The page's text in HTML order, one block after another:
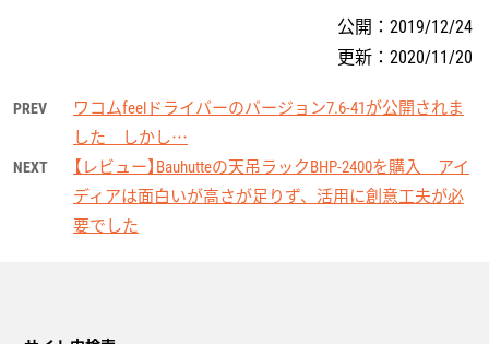
公開： 2019/12/24
更新： 2020/11/20
PREV
ワコムfeelドライバーのバージョン7.6-41が公開されま
した しかし…
NEXT
【レビュー】Bauhutteの天吊ラックBHP-2400を購入 アイ
ディアは面白いが高さが足りず、活用に創意工夫が必
要でした